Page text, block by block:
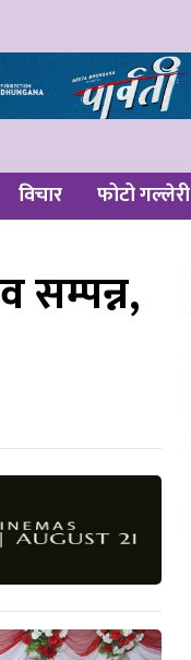
विचार फोटो गल्लेरी
सम्पन्न,